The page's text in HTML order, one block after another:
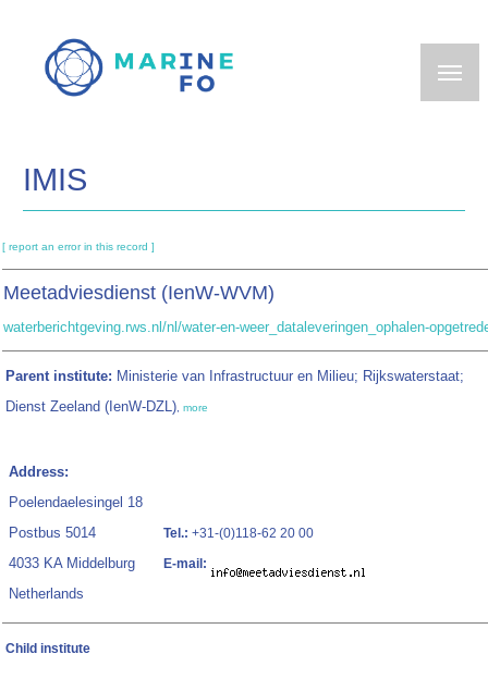
main
IMIS
[ report an error in this record ]
Meetadviesdienst (IenW-WVM)
waterberichtgeving.rws.nl/nl/water-en-weer_dataleveringen_ophalen-
Parent institute: Ministerie van Infrastructuur en Milieu; Rijkswaterstaat;
Dienst Zeeland (IenW-DZL), more
Address:
Poelendaelesingel 18
Postbus 5014
4033 KA Middelburg
Netherlands
Tel.: +31-(0)118-62 20 00
E-mail:
Child institute